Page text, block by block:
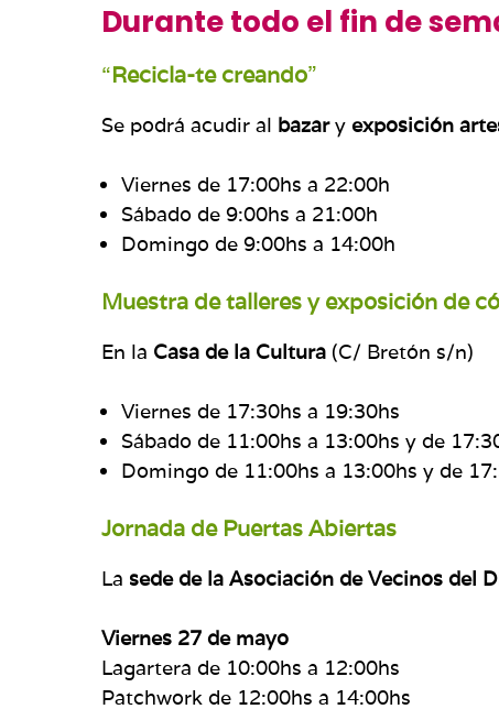
Durante todo el fin de
“Recicla-te creando”
Se podrá acudir al bazary exposición
Viernes de 17:00hs a 22:00h
Sábado de 9:00hs a 21:00h
Domingo de 9:00hs a 14:00h
Muestra de talleres y exposición de
En la Casa de la Cultura (C/ Bretón s/n)
Viernes de 17:30hs a 19:30hs
Sábado de 11:00hs a 13:00hs y de
Domingo de 11:00hs a 13:00hs y de
Jornada de Puertas Abiertas
La sede de la Asociación de Vecinos del
Viernes 27 de mayo
Lagartera de 10:00hs a 12:00hs
Patchwork de 12:00hs a 14:00hs